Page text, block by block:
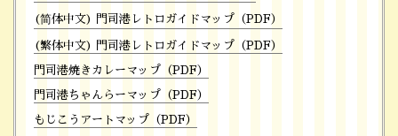
(简体中文) 門司港レトロガイドマップ（PDF）
(繁体中文) 門司港レトロガイドマップ（PDF）
門司港焼きカレーマップ（PDF）
門司港ちゃんらーマップ（PDF）
もじこうアートマップ（PDF）